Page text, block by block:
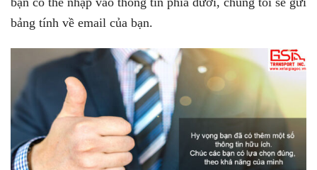
bảng tính về email của bạn.